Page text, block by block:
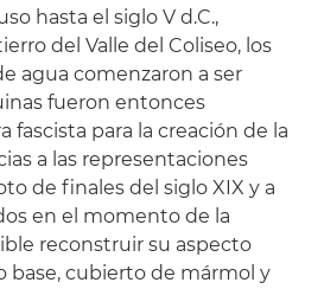
hasta el siglo V d.C.,
del Valle del Coliseo, los
agua comenzaron a ser
fueron entonces
fascista para la creación de la
a las representaciones
de finales del siglo XIX y a
en el momento de la
reconstruir su aspecto
base, cubierto de mármol y